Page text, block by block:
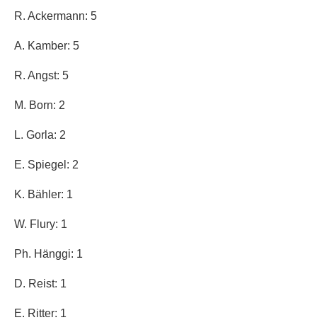
R. Ackermann: 5
A. Kamber: 5
R. Angst: 5
M. Born: 2
L. Gorla: 2
E. Spiegel: 2
K. Bähler: 1
W. Flury: 1
Ph. Hänggi: 1
D. Reist: 1
E. Ritter: 1